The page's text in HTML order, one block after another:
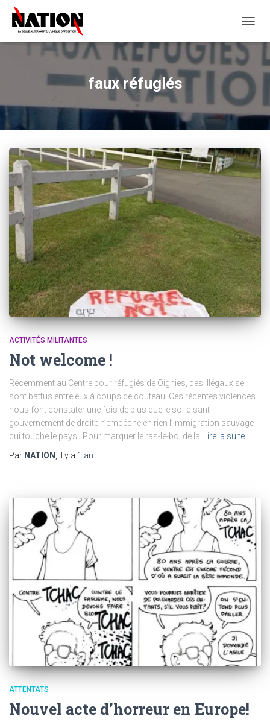
LA
faux réfugiés
ACTIVITÉS MILITANTES
Not welcome !
Récemment au Centre pour réfugiés de Oignies, des illégaux se
sont battus entre eux à coups de couteau. Ces récentes violences
nous font constater une fois de plus que le soi-disant
gouvernement de droite n’empêche en rien l’immigration sauvage
qui touche le pays ! Pour marquer le ras-le-bol de la
Lire la suite
Par NATION , il y a 1 an
ATTENTATS
Nouvel acte d’horreur en Europe!